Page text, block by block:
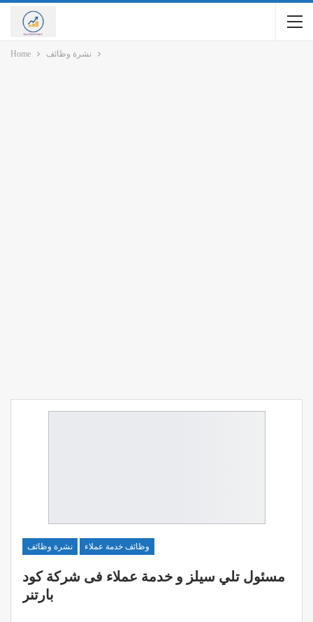
Home نشرة وظائف
نشرة وظائف وظائف خدمة عملاء
مسئول تلي سيلز و خدمة عملاء فى شركة كود
بارتنر